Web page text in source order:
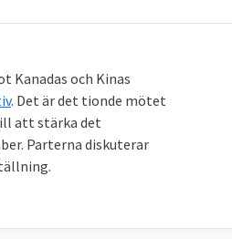
bättre dialog kring
Det finns inga
samarbeten
Kanadas och Kinas
. Det är det tionde mötet
att stärka det
Parterna diskuterar